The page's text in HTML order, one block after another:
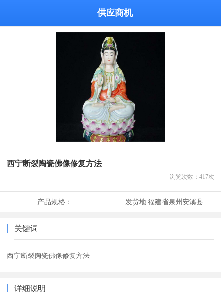
供应商机
西宁断裂陶瓷佛像修复方法
浏览次数： 417次
产品规格： 发货地:福建省泉州安溪县
关键词
西宁断裂陶瓷佛像修复方法
详细说明